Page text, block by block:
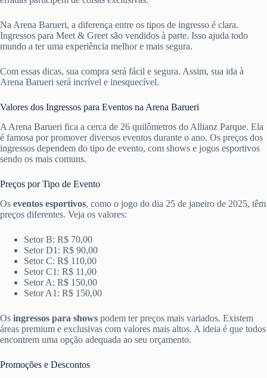
Na Arena Barueri, a diferença entre os tipos de ingresso é clara.
Ingressos para Meet & Greet são vendidos à parte. Isso ajuda todo
mundo a ter uma experiência melhor e mais segura.
Com essas dicas, sua compra será fácil e segura. Assim, sua ida à
Arena Barueri será incrível e inesquecível.
Valores dos Ingressos para Eventos na Arena Barueri
A Arena Barueri fica a cerca de 26 quilômetros do Allianz Parque. Ela
é famosa por promover diversos eventos durante o ano. Os preços dos
ingressos dependem do tipo de evento, com shows e jogos esportivos
sendo os mais comuns.
Preços por Tipo de Evento
Os eventos esportivos, como o jogo do dia 25 de janeiro de 2025, têm
preços diferentes. Veja os valores:
Setor B: R$ 70,00
Setor D1: R$ 90,00
Setor C: R$ 110,00
Setor C1: R$ 11,00
Setor A: R$ 150,00
Setor A1: R$ 150,00
Os ingressos para shows podem ter preços mais variados. Existem
áreas premium e exclusivas com valores mais altos. A ideia é que todos
encontrem uma opção adequada ao seu orçamento.
Promoções e Descontos